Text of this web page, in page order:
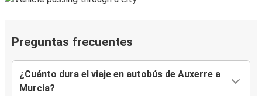
Preguntas frecuentes
¿Cuánto dura el viaje en autobús de Auxerre a
Murcia?